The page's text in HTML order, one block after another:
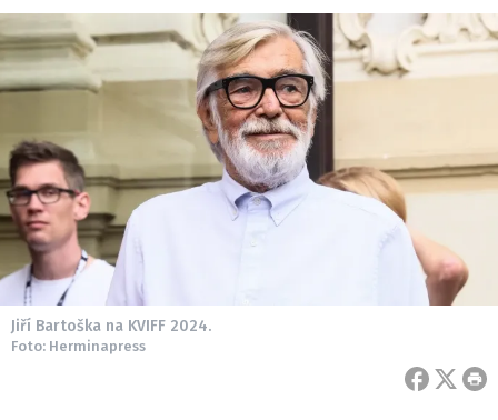
Jiří Bartoška na KVIFF 2024.
Foto: Herminapress